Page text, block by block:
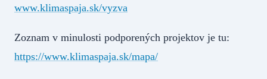
www.klimaspaja.sk/vyzva
Zoznam v minulosti podporených projektov je tu:
https://www.klimaspaja.sk/mapa/